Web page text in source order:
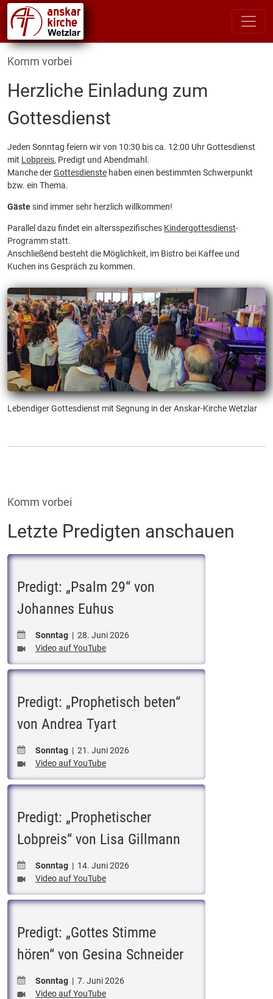
Komm vorbei
Herzliche Einladung zum
Gottesdienst
Jeden Sonntag feiern wir von 10:30 bis ca. 12:00 Uhr Gottesdienst
mit Lobpreis, Predigt und Abendmahl.
Manche derGottesdienste haben einen bestimmten Schwerpunkt
bzw. ein Thema.
Gästesind immer sehr herzlich willkommen!
Parallel dazu findet ein altersspezifisches Kindergottesdienst-
Programm statt.
Anschließend besteht die Möglichkeit, im Bistro bei Kaffee und
Kuchen ins Gespräch zu kommen.
Lebendiger Gottesdienst mit Segnung in der Anskar-Kirche Wetzlar
Komm vorbei
Letzte Predigten anschauen
Predigt: „Psalm 29“ von
Johannes Euhus
Sonntag | 28. Juni 2026
Video auf YouTube
Predigt: „Prophetisch beten“
von Andrea Tyart
Sonntag | 21. Juni 2026
Video auf YouTube
Predigt: „Prophetischer
Lobpreis“ von Lisa Gillmann
Sonntag | 14. Juni 2026
Video auf YouTube
Predigt: „Gottes Stimme
hören“ von Gesina Schneider
Sonntag | 7. Juni 2026
Video auf YouTube